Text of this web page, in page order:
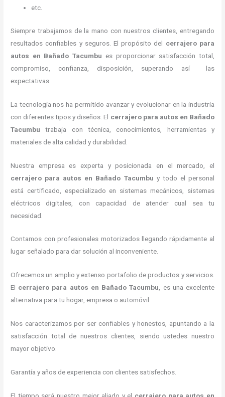
etc.
Siempre trabajamos de la mano con nuestros clientes, entregando
resultados confiables y seguros. El propósito del cerrajero para
autos en Bañado Tacumbu es proporcionar satisfacción total,
compromiso, confianza, disposición, superando así las
expectativas.
La tecnología nos ha permitido avanzar y evolucionar en la industria
con diferentes tipos y diseños. El cerrajero para autos en Bañado
Tacumbu trabaja con técnica, conocimientos, herramientas y
materiales de alta calidad y durabilidad.
Nuestra empresa es experta y posicionada en el mercado, el
cerrajero para autos en Bañado Tacumbu y todo el personal
está certificado, especializado en sistemas mecánicos, sistemas
eléctricos digitales, con capacidad de atender cual sea tu
necesidad.
Contamos con profesionales motorizados llegando rápidamente al
lugar señalado para dar solución al inconveniente.
Ofrecemos un amplio y extenso portafolio de productos y servicios.
El cerrajero para autos en Bañado Tacumbu, es una excelente
alternativa para tu hogar, empresa o automóvil.
Nos caracterizamos por ser confiables y honestos, apuntando a la
satisfacción total de nuestros clientes, siendo ustedes nuestro
mayor objetivo.
Garantía y años de experiencia con clientes satisfechos.